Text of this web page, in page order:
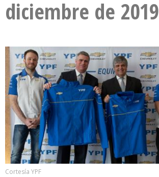
diciembre de 2019
Cortesía YPF